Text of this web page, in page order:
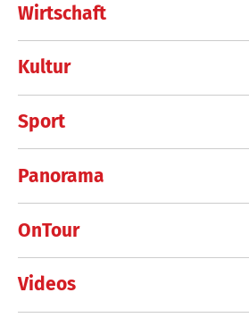
Wirtschaft
Kultur
Sport
Panorama
OnTour
Videos